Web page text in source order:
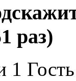
раз)
1